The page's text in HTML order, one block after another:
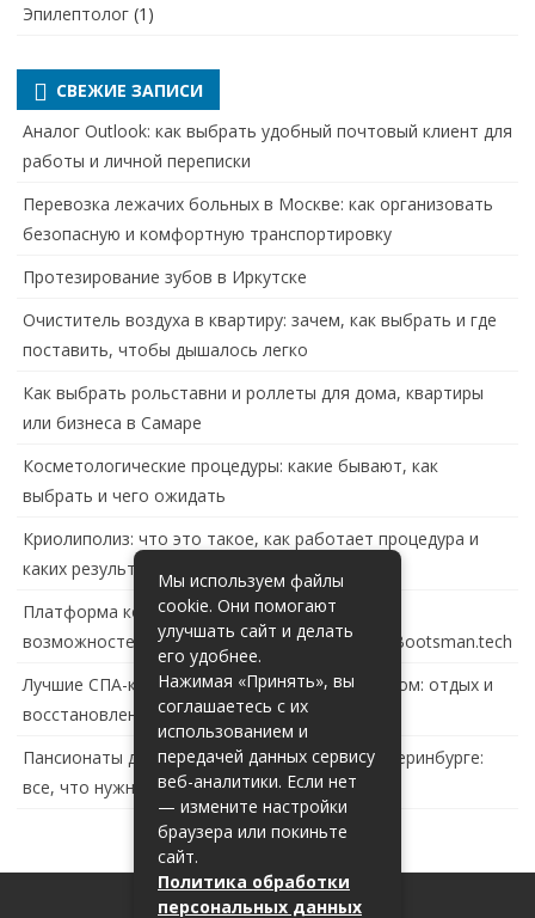
Эпилептолог (1)
СВЕЖИЕ ЗАПИСИ
Аналог Outlook: как выбрать удобный почтовый клиент для
работы и личной переписки
Перевозка лежачих больных в Москве: как организовать
безопасную и комфортную транспортировку
Протезирование зубов в Иркутске
Очиститель воздуха в квартиру: зачем, как выбрать и где
поставить, чтобы дышалось легко
Как выбрать рольставни и роллеты для дома, квартиры
или бизнеса в Самаре
Косметологические процедуры: какие бывают, как
выбрать и чего ожидать
Криолиполиз: что это такое, как работает процедура и
каких результатов ждать
Платформа контейнеризации в России: обзор
возможностей и перспектив развития сайта Bootsman.tech
Лучшие СПА-комплексы в Тольятти с бассейном: отдых и
восстановление за городом
Пансионаты для пожилых с деменцией в Екатеринбурге:
все, что нужно знать
Мы используем файлы
cookie. Они помогают
улучшать сайт и делать
его удобнее.
Нажимая «Принять», вы
соглашаетесь с их
использованием и
передачей данных сервису
веб-аналитики. Если нет
— измените настройки
браузера или покиньте
сайт.
Политика обработки
персональных данных